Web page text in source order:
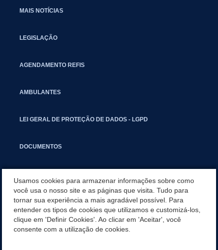
MAIS NOTÍCIAS
LEGISLAÇÃO
AGENDAMENTO REFIS
AMBULANTES
LEI GERAL DE PROTEÇÃO DE DADOS - LGPD
DOCUMENTOS
COMITÊ GESTOR MUNICIPAL
GUIA RÁPIDO
Usamos cookies para armazenar informações sobre como
você usa o nosso site e as páginas que visita. Tudo para
tornar sua experiência a mais agradável possível. Para
entender os tipos de cookies que utilizamos e customizá-los,
clique em 'Definir Cookies'. Ao clicar em 'Aceitar', você
consente com a utilização de cookies.